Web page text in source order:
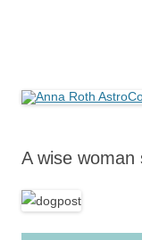
A wise woman